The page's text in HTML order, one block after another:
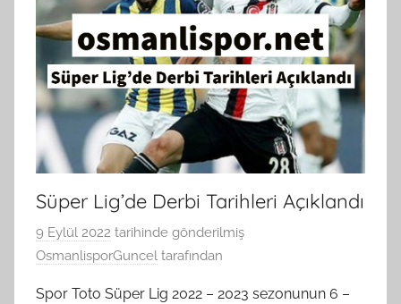
Süper Lig’de Derbi Tarihleri Açıklandı
9 Eylül 2022 tarihinde gönderilmiş
OsmanlisporGuncel tarafından
Spor Toto Süper Lig 2022 – 2023 sezonunun 6 –